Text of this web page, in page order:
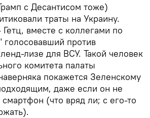
с Десантисом тоже)
траты на Украину.
вместе с коллегами по
голосовавший против
лизе для ВСУ. Такой человек
комитета палаты
покажется Зеленскому
даже если он не
(что вряд ли; с его-то